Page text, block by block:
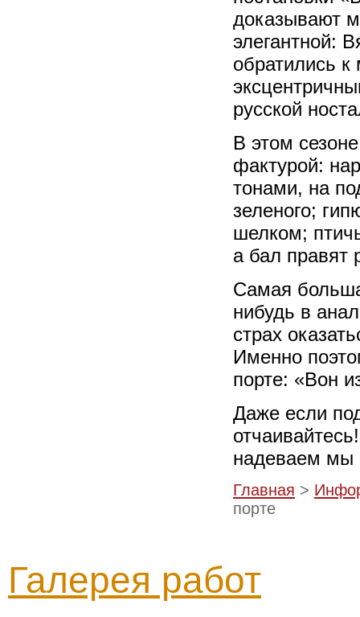
доказывают
элегантной:
обратились
русской
В этом
фактурой:
тонами, на
зеленого;
шелком;
а бал правят
Самая
нибудь в
страх
Именно
порте: «Вон
Даже если
надеваем мы
Главная >
порте
Галерея работ